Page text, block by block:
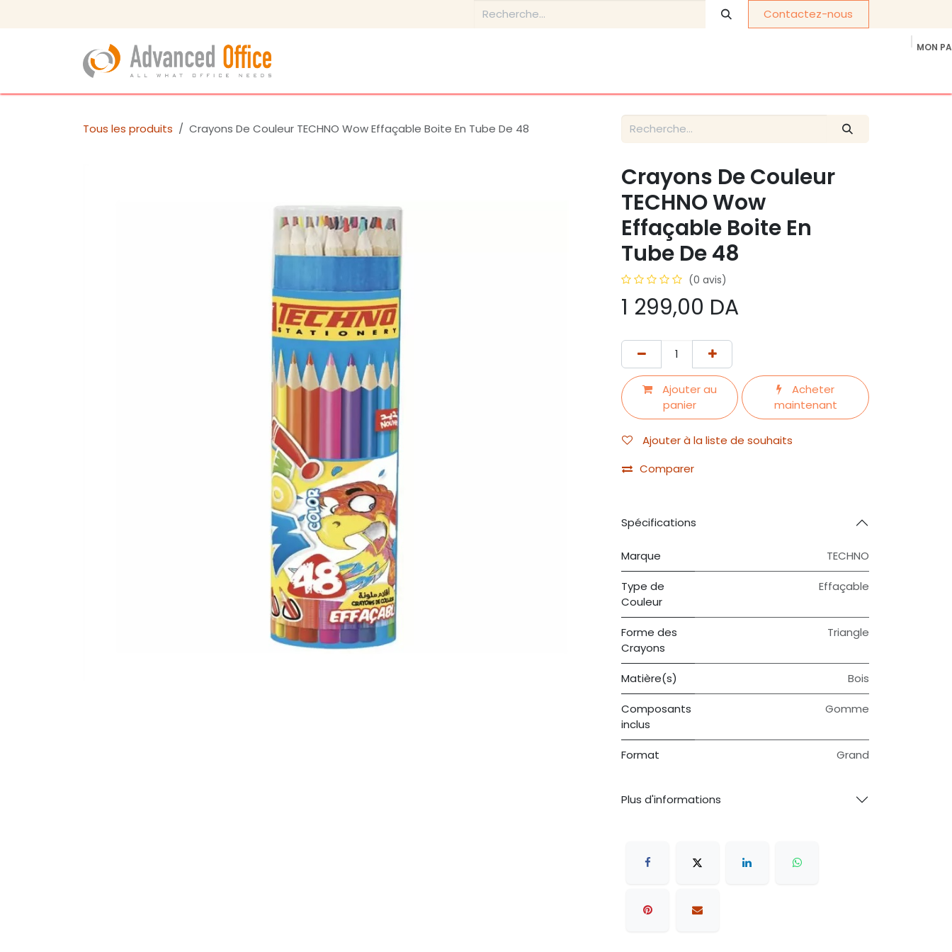
Contactez-nous
MON
Tous les produits Crayons De Couleur TECHNO Wow Effaçable Boite En Tube De 48
Crayons De Couleur
TECHNO Wow
Effaçable Boite En
Tube De 48
(0 avis)
1 299,00 DA
Ajouter au
panier
Acheter
maintenant
Ajouter à la liste de souhaits
Comparer
Spécifications
Marque TECHNO
Type de
Couleur
Effaçable
Forme des
Crayons
Triangle
Matière(s) Bois
Composants
inclus
Gomme
Format Grand
Plus d'informations